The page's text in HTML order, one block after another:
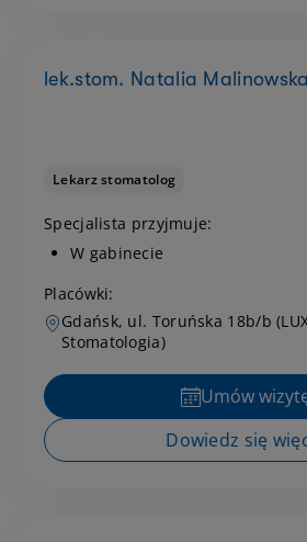
lek.stom. Natalia Malinowska
Lekarz stomatolog
Specjalista przyjmuje:
W gabinecie
Placówki:
Gdańsk, ul. Toruńska 18b/b
Stomatologia)
Umów
Dowiedz się